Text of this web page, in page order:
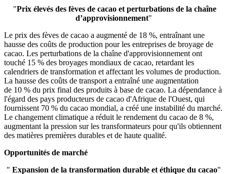
"Prix ​​élevés des fèves de cacao et perturbations de la chaîne
d’approvisionnement"
Le prix des fèves de cacao a augmenté de 18 %, entraînant une
hausse des coûts de production pour les entreprises de broyage de
cacao. Les perturbations de la chaîne d'approvisionnement ont
touché 15 % des broyages mondiaux de cacao, retardant les
calendriers de transformation et affectant les volumes de production.
La hausse des coûts de transport a entraîné une augmentation
de 10 % du prix final des produits à base de cacao. La dépendance à
l'égard des pays producteurs de cacao d'Afrique de l'Ouest, qui
fournissent 70 % du cacao mondial, a créé une instabilité du marché.
Le changement climatique a réduit le rendement du cacao de 8 %,
augmentant la pression sur les transformateurs pour qu'ils obtiennent
des matières premières durables et de haute qualité.
Opportunités de marché
" Expansion de la transformation durable et éthique du cacao"